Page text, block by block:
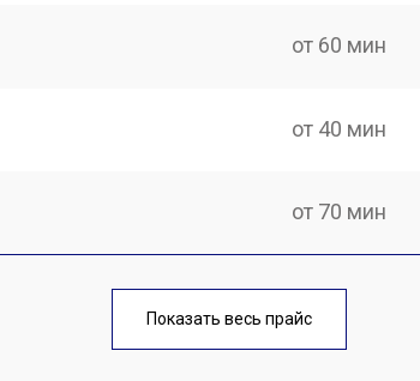
от 60 мин
от 40 мин
от 70 мин
от 50 мин
Показать весь прайс